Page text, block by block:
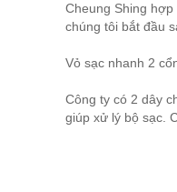
Cheung Shing
chúng tôi bắt đầu
Vỏ sạc nhanh 2
Công ty có 2 dây
giúp xử lý bộ sạc.